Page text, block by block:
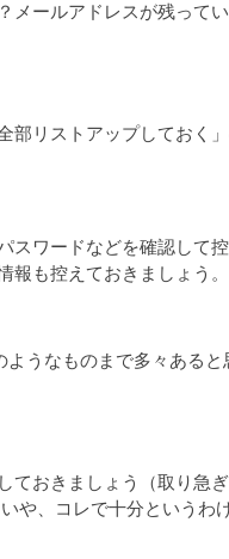
ールアドレスが残って
部リストアップしておく
ワードなどを確認して控
も控えておきましょう。
うなものまで多々ある
おきましょう（取り急
、コレで十分というわ